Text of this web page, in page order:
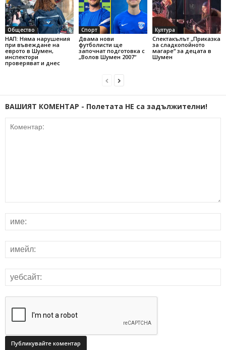
Общество
НАП: Няма нарушения
при въвеждане на
еврото в Шумен,
инспектори
проверяват и днес
Спорт
Двама нови
футболисти ще
започнат подготовка с
„Волов Шумен 2007“
Култура
Спектакълът „Приказка
за сладкопойното
магаре“ за децата в
Шумен
ВАШИЯТ КОМЕНТАР - Полетата НЕ са задължителни!